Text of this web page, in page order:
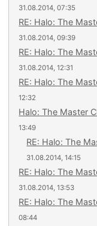
31.08.2014, 07:35
RE: Halo: The
31.08.2014, 09:39
RE: Halo: The
31.08.2014, 12:31
RE: Halo: The
12:32
Halo: The Master
13:49
RE: Halo: The
31.08.2014, 14:15
RE: Halo: The
31.08.2014, 13:53
RE: Halo: The
08:44